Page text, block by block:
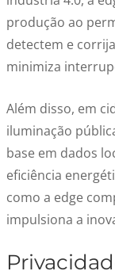
produção ao
detectem e
minimiza
Além disso, em
iluminação
base em dados
eficiência
como a edge
impulsiona a